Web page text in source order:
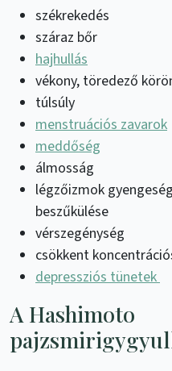
székrekedés
száraz bőr
hajhullás
vékony, töredező
túlsúly
menstruációs zavarok
meddőség
álmosság
légzőizmok
beszűkülése
vérszegénység
csökkent
depressziós tünetek
A Hashimoto